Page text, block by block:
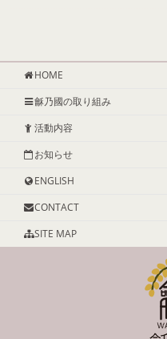
HOME
龢乃國の取り組み
活動内容
お知らせ
ENGLISH
CONTACT
SITE MAP